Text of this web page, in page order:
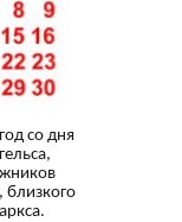
со дня
близкого